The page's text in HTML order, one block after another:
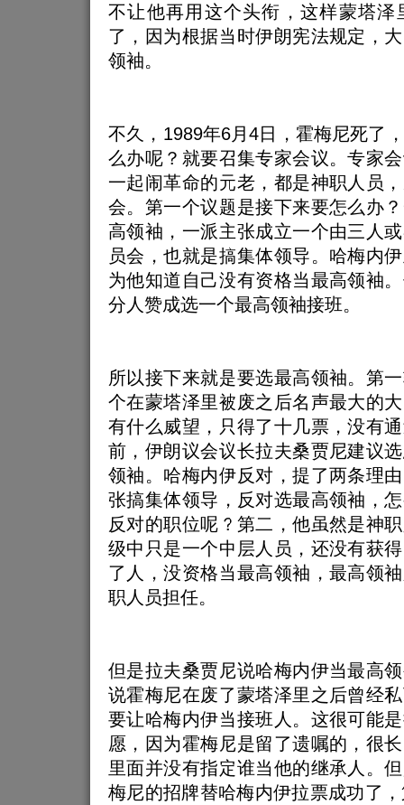
不让他再用这个头衔，这样蒙塔泽
了，因为根据当时伊朗宪法规定，
领袖。
不久，1989年6月4日，霍梅尼死了
么办呢？就要召集专家会议。专家
一起闹革命的元老，都是神职人员
会。第一个议题是接下来要怎么办
高领袖，一派主张成立一个由三人
员会，也就是搞集体领导。哈梅内
为他知道自己没有资格当最高领袖
分人赞成选一个最高领袖接班。
所以接下来就是要选最高领袖。第
个在蒙塔泽里被废之后名声最大的
有什么威望，只得了十几票，没有
前，伊朗议会议长拉夫桑贾尼建议
领袖。哈梅内伊反对，提了两条理
张搞集体领导，反对选最高领袖，
反对的职位呢？第二，他虽然是神
级中只是一个中层人员，还没有获
了人，没资格当最高领袖，最高领
职人员担任。
但是拉夫桑贾尼说哈梅内伊当最高
说霍梅尼在废了蒙塔泽里之后曾经
要让哈梅内伊当接班人。这很可能
愿，因为霍梅尼是留了遗嘱的，很
里面并没有指定谁当他的继承人。
梅尼的招牌替哈梅内伊拉票成功了